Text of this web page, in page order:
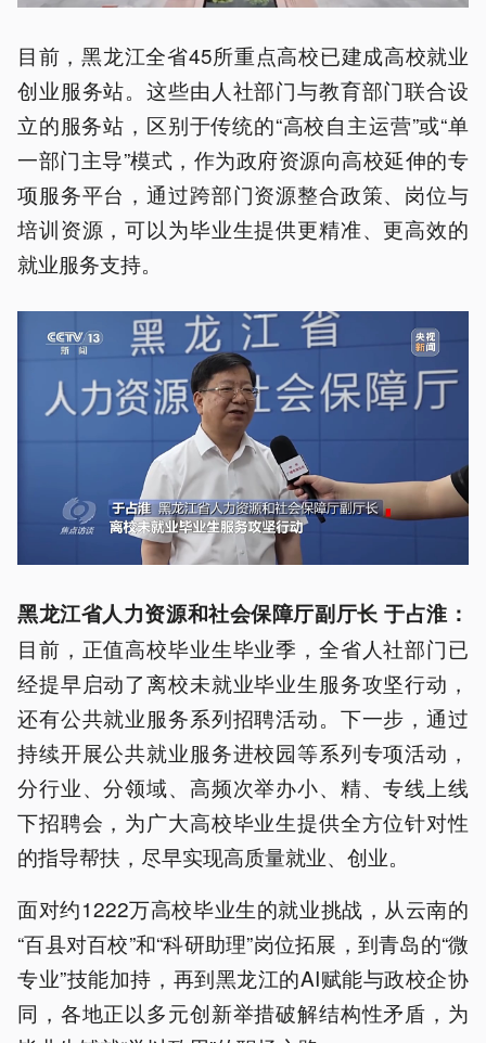
目前，黑龙江全省45所重点高校已建成高校就业
创业服务站。这些由人社部门与教育部门联合设
立的服务站，区别于传统的“高校自主运营”或“单
一部门主导”模式，作为政府资源向高校延伸的专
项服务平台，通过跨部门资源整合政策、岗位与
培训资源，可以为毕业生提供更精准、更高效的
就业服务支持。
黑龙江省人力资源和社会保障厅副厅长 于占淮 ：
目前，正值高校毕业生毕业季，全省人社部门已
经提早启动了离校未就业毕业生服务攻坚行动，
还有公共就业服务系列招聘活动。下一步，通过
持续开展公共就业服务进校园等系列专项活动，
分行业、分领域、高频次举办小、精、专线上线
下招聘会，为广大高校毕业生提供全方位针对性
的指导帮扶，尽早实现高质量就业、创业。
面对约1222万高校毕业生的就业挑战，从云南的
“百县对百校”和“科研助理”岗位拓展，到青岛的“微
专业”技能加持，再到黑龙江的AI赋能与政校企协
同，各地正以多元创新举措破解结构性矛盾，为